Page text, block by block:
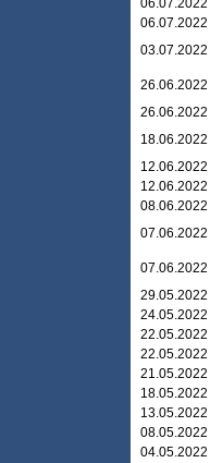
06.07.2022
06.07.2022
03.07.2022
26.06.2022
26.06.2022
18.06.2022
12.06.2022
12.06.2022
08.06.2022
07.06.2022
07.06.2022
29.05.2022
24.05.2022
22.05.2022
22.05.2022
21.05.2022
18.05.2022
13.05.2022
08.05.2022
04.05.2022